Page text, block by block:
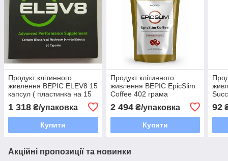
Продукт клітинного
живлення BEPIC ELEV8 15
капсул ( пластинка на 15
коробці від 30 капсул)
1 318 ₴/упаковка
Купити
Продукт клітинного
живлення BEPIC EpicSlim
Coffee 402 грама
2 494₴/упаковка
Купити
92
Акційні пропозиції та новинки